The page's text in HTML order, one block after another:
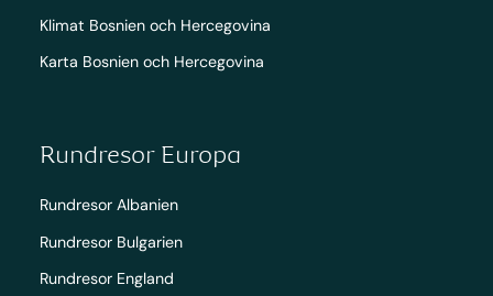
Klimat Bosnien och Hercegovina
Karta Bosnien och Hercegovina
Rundresor Europa
Rundresor Albanien
Rundresor Bulgarien
Rundresor England